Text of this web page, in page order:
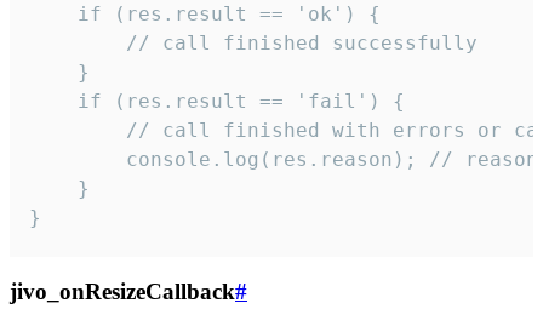
    if (res.result == 'ok') {
        // call finished successfully
    }
    if (res.result == 'fail') {
// call finished with errors or
console.log(res.reason); //
    }
}
jivo_onResizeCallback#